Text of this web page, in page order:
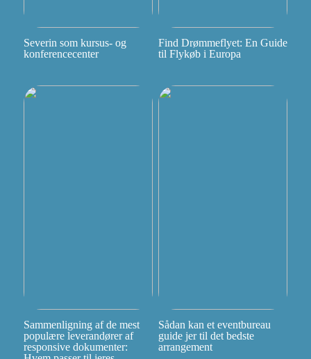
Severin som kursus- og
konferencecenter
Find Drømmeflyet: En Guide
til Flykøb i Europa
Sammenligning af de mest
populære leverandører af
responsive dokumenter:
Sådan kan et eventbureau
guide jer til det bedste
arrangement